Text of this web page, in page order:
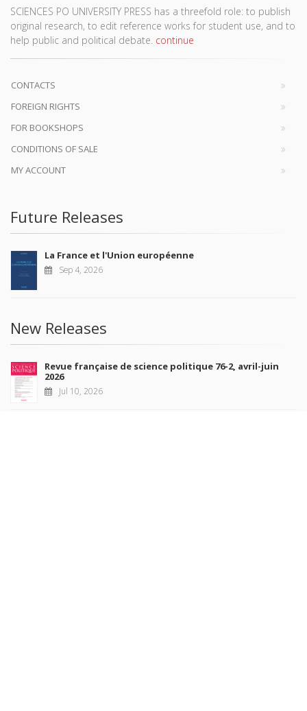
SCIENCES PO UNIVERSITY PRESS has a threefold role: to publish
original research, to edit reference works for student use, and to
help public and political debate. continue
CONTACTS
FOREIGN RIGHTS
FOR BOOKSHOPS
CONDITIONS OF SALE
MY ACCOUNT
Future Releases
La France et l'Union européenne
Sep 4, 2026
New Releases
Revue française de science politique 76-2, avril-juin
2026
Jul 10, 2026